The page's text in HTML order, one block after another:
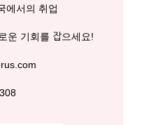
에서의 취업
운 기회를 잡으세요!